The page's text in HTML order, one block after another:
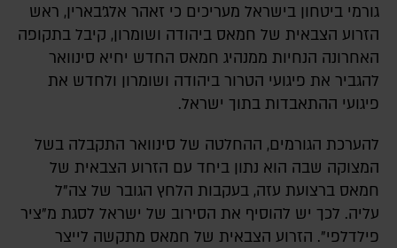
גורמי ביטחון בישראל מעריכים כי זאהר אלג'בארין, ראש
הזרוע הצבאית של חמאס ביהודה ושומרון, קיבל בתקופה
האחרונה הנחיות ממנהיג חמאס החדש יחיא סינוואר
להגביר את פיגועי הטרור ביהודה ושומרון ולחדש את
פיגועי ההתאבדות בתוך ישראל.
להערכת הגורמים, ההחלטה של סינוואר התקבלה בשל
המצוקה שבה הוא נתון ביחד עם הזרוע הצבאית של
חמאס ברצועת עזה, בעקבות הלחץ הגובר של צה"ל
עליה. לכך יש להוסיף את הסירוב של ישראל לסגת מ"ציר
פילדלפי". הזרוע הצבאית של חמאס מתקשה לייצר